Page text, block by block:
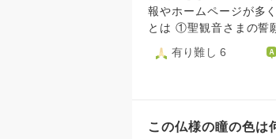
報やホームページが多く、
とは ①聖観音さまの誓
③聖観音さまについて
有り難し 6
この仏様の瞳の色は